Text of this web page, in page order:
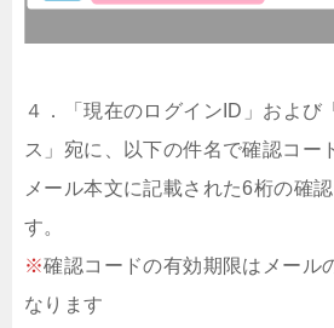
４．「現在のログインID」および
ス」宛に、以下の件名で確認コー
メール本文に記載された6桁の確
す。
※確認コードの有効期限はメール
なります